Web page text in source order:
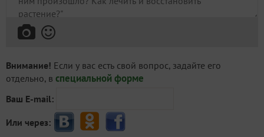
Внимание! Если у вас есть свой вопрос, задайте его
отдельно, в специальной форме
Ваш E-mail:
Или через: